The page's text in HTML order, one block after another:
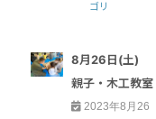
ゴリ
8月26日(土)
親子・木工教室
2023年8月26